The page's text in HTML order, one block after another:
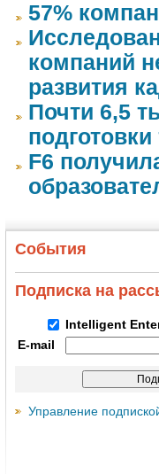
57%
компаний
развития
Почти 6,5
F6
События
Подписка на
Intelligent
E-mail
Управление